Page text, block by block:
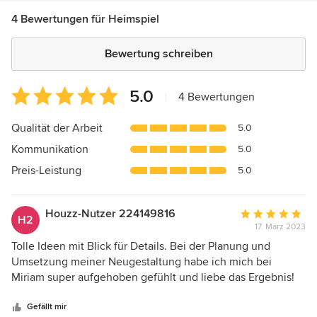
4 Bewertungen für Heimspiel
Bewertung schreiben
Durchschnittliche
Bewertung:
5
5
Sternen
5.0 4 Bewertungen
Qualität der Arbeit 5.0
Kommunikation 5.0
Preis-Leistung 5.0
H2 Houzz-Nutzer 224149816
Bewertung:
5
von
5
17. März 2023
Tolle Ideen mit Blick für Details. Bei der Planung und
Umsetzung meiner Neugestaltung habe ich mich bei
Miriam super aufgehoben gefühlt und liebe das Ergebnis!
Gefällt mir